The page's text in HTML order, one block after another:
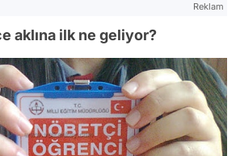
Reklam
aklına ilk ne geliyor?